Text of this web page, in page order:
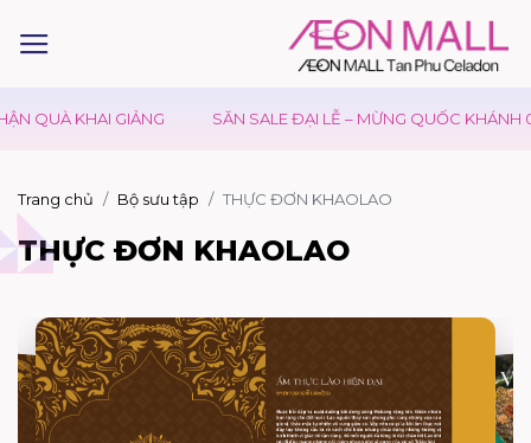
QUÀ KHAI GIẢNG SĂN SALE ĐẠI LỄ – MỪNG QUỐC KHÁNH
Trang chủ Bộ sưu tập THỰC ĐƠN KHAOLAO
THỰC ĐƠN KHAOLAO